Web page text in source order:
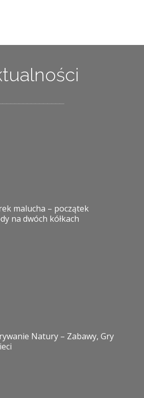
malucha – początek
na dwóch kółkach
Natury – Zabawy, Gry